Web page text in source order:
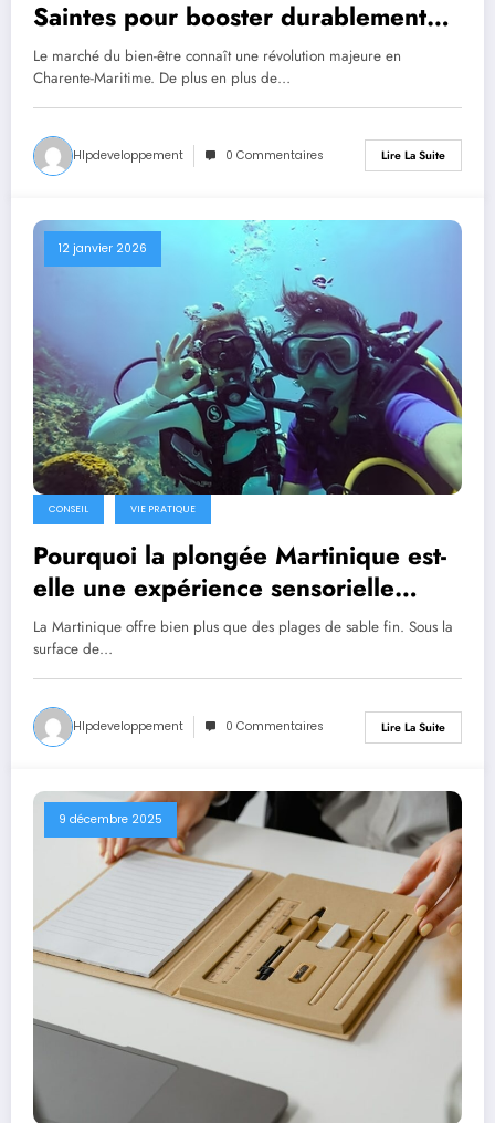
Saintes pour booster durablement
votre bien-être ?
Le marché du bien-être connaît une révolution majeure en
Charente-Maritime. De plus en plus de…
Hlpdeveloppement 0 Commentaires Lire La Suite
12 janvier 2026
CONSEIL VIE PRATIQUE
Pourquoi la plongée Martinique est-
elle une expérience sensorielle
absolument inoubliable ?
La Martinique offre bien plus que des plages de sable fin. Sous la
surface de…
Hlpdeveloppement 0 Commentaires Lire La Suite
9 décembre 2025